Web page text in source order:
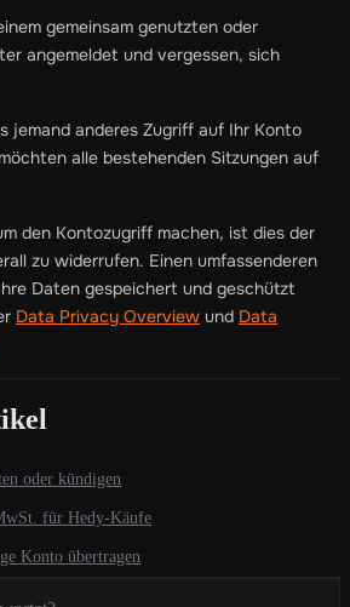
gemeinsam genutzten oder
angemeldet und vergessen, sich
jemand anderes Zugriff auf Ihr Konto
alle bestehenden Sitzungen auf
den Kontozugriff machen, ist dies der
zu widerrufen. Einen umfassenderen
Daten gespeichert und geschützt
Data Privacy Overview und Data
oder kündigen
für Hedy-Käufe
Konto übertragen